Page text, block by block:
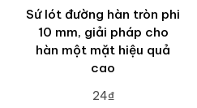
Sứ lót đường hàn tròn phi
10 mm, giải pháp cho
hàn một mặt hiệu quả
cao
24₫